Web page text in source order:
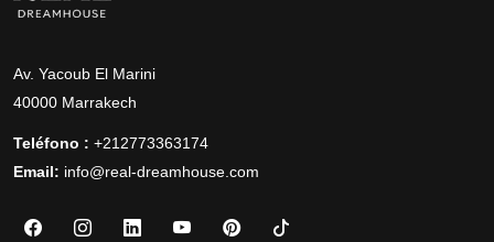
Av. Yacoub El Marini
40000 Marrakech
Teléfono : +212773363174
Email: info@real-dreamhouse.com